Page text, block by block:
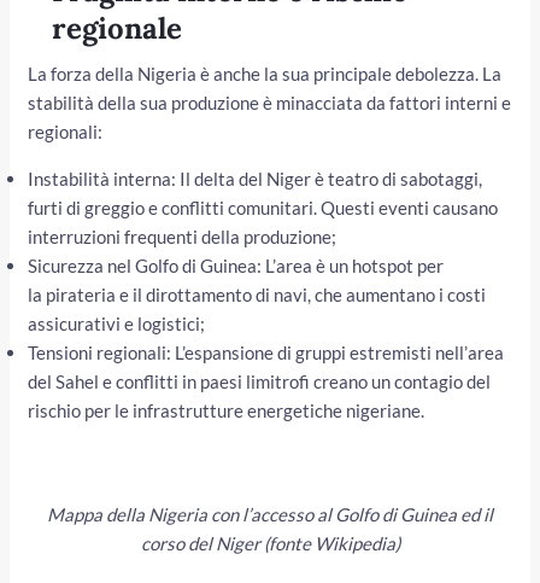
regionale
La forza della Nigeria è anche la sua principale debolezza. La
stabilità della sua produzione è minacciata da fattori interni e
regionali:
Instabilità interna: Il delta del Niger è teatro di sabotaggi,
furti di greggio e conflitti comunitari. Questi eventi causano
interruzioni frequenti della produzione;
Sicurezza nel Golfo di Guinea: L’area è un hotspot per
la pirateria e il dirottamento di navi, che aumentano i costi
assicurativi e logistici;
Tensioni regionali: L’espansione di gruppi estremisti nell’area
del Sahel e conflitti in paesi limitrofi creano un contagio del
rischio per le infrastrutture energetiche nigeriane.
Mappa della Nigeria con l’accesso al Golfo di Guinea ed il
corso del Niger (fonte Wikipedia)